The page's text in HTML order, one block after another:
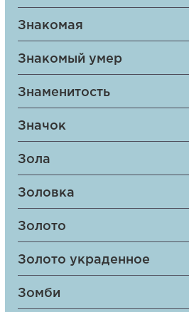
Знакомая
Знакомый умер
Знаменитость
Значок
Зола
Золовка
Золото
Золото украденное
Зомби